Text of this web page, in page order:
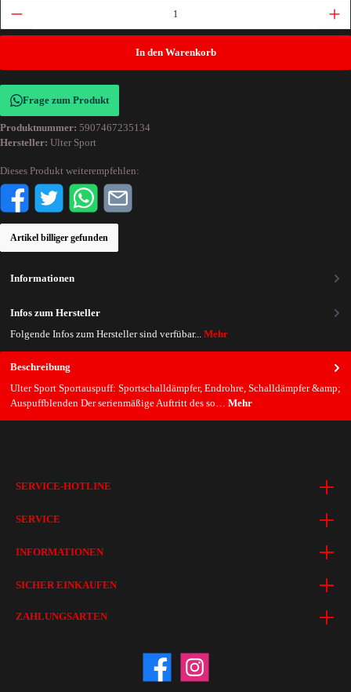
In den Warenkorb
Frage zum Produkt
Produktnummer: 5907467235134
Hersteller: Ulter Sport
Dieses Produkt weiterempfehlen:
Artikel billiger gefunden
Beschreibung
Ulter Sport Sportauspuff: Sportschalldämpfer, Endrohre, Schalldämpfer &amp;
Auspuffblenden Der serienmäßige Auftritt des so… Mehr
Informationen
Infos zum Hersteller
Folgende Infos zum Hersteller sind verfübar... Mehr
SERVICE-HOTLINE
SERVICE
INFORMATIONEN
SICHER EINKAUFEN
ZAHLUNGSARTEN